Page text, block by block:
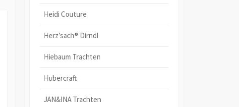
Heidi Couture
Herz’sach® Dirndl
Hiebaum Trachten
Hubercraft
JAN&INA Trachten